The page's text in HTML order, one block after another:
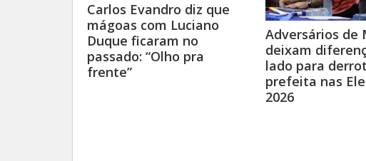
Carlos Evandro diz que
mágoas com Luciano
Duque ficaram no
passado: “Olho pra
frente”
Adversários de
deixam
lado para
prefeita nas
2026